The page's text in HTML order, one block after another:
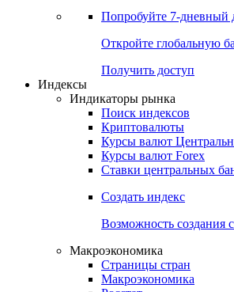
Денежный рынок
Календарь инвестора
Попробуйте7-дневный
Откройте глобальную
Получить доступ
Индикаторы рынка
Поиск индексов
Курсы валют
Ставки центральных
Создать индекс
Возможность создания